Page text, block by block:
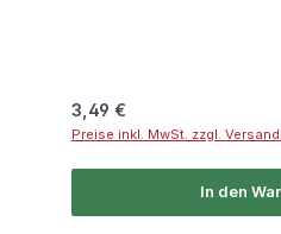
Regulärer Preis:
3,49 €
Preise inkl. MwSt. zzgl.
In den